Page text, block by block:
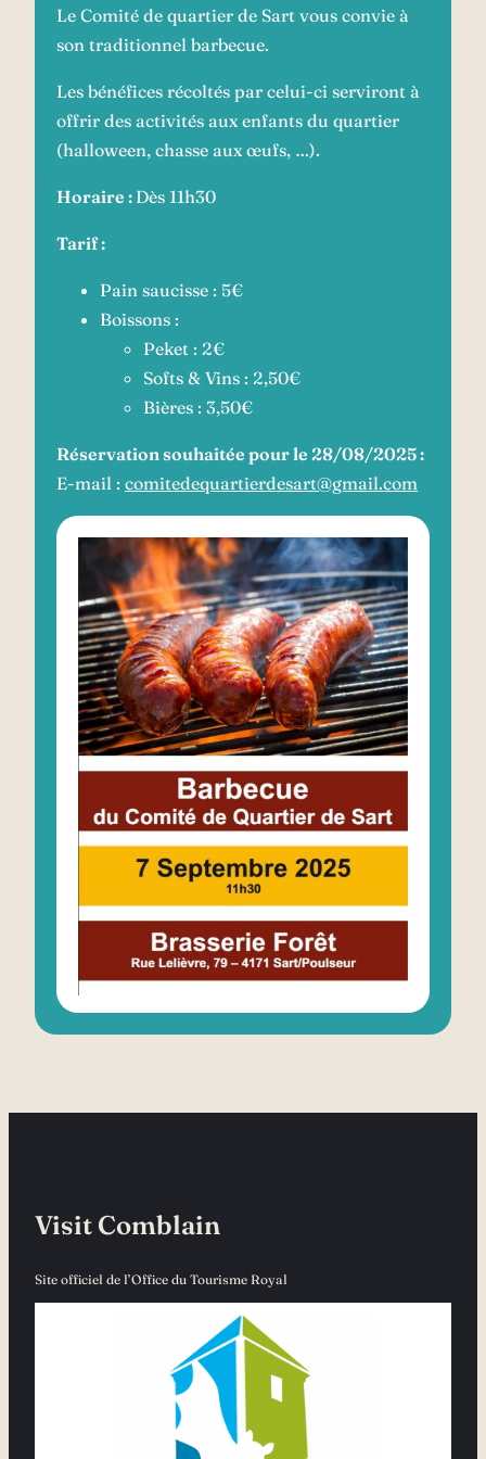
Le Comité de quartier de Sart vous convie à
son traditionnel barbecue.
Les bénéfices récoltés par celui-ci serviront à
offrir des activités aux enfants du quartier
(halloween, chasse aux œufs, …).
Horaire : Dès 11h30
Tarif :
Pain saucisse : 5€
Boissons :
Peket : 2€
Softs & Vins : 2,50€
Bières : 3,50€
Réservation souhaitée pour le 28/08/2025 :
E-mail : comitedequartierdesart@gmail.com
Visit Comblain
Site officiel de l’Office du Tourisme Royal